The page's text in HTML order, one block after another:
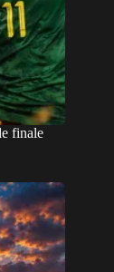
finale